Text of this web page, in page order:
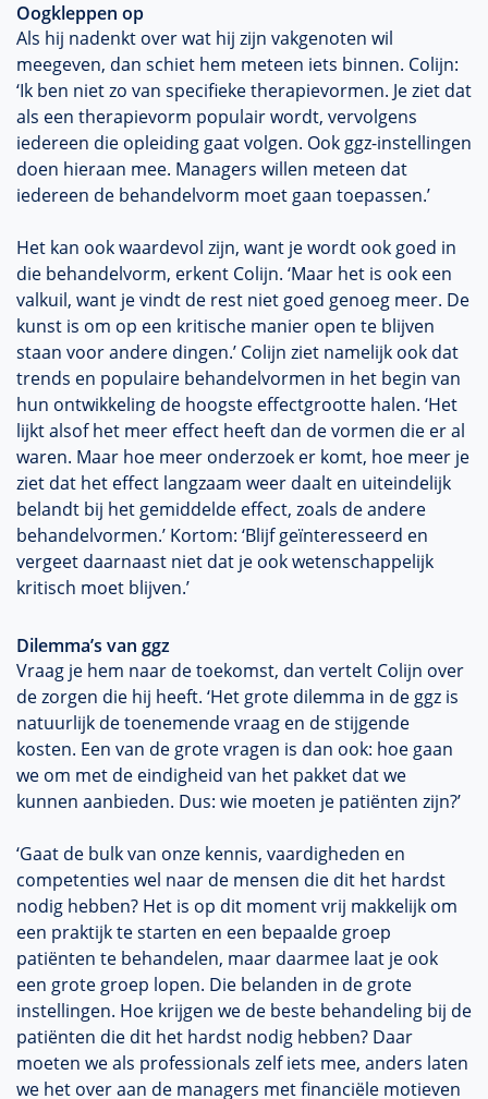
Oogkleppen op
Als hij nadenkt over wat hij zijn vakgenoten wil
meegeven, dan schiet hem meteen iets binnen. Colijn:
‘Ik ben niet zo van specifieke therapievormen. Je ziet dat
als een therapievorm populair wordt, vervolgens
iedereen die opleiding gaat volgen. Ook ggz-instellingen
doen hieraan mee. Managers willen meteen dat
iedereen de behandelvorm moet gaan toepassen.’
Het kan ook waardevol zijn, want je wordt ook goed in
die behandelvorm, erkent Colijn. ‘Maar het is ook een
valkuil, want je vindt de rest niet goed genoeg meer. De
kunst is om op een kritische manier open te blijven
staan voor andere dingen.’ Colijn ziet namelijk ook dat
trends en populaire behandelvormen in het begin van
hun ontwikkeling de hoogste effectgrootte halen. ‘Het
lijkt alsof het meer effect heeft dan de vormen die er al
waren. Maar hoe meer onderzoek er komt, hoe meer je
ziet dat het effect langzaam weer daalt en uiteindelijk
belandt bij het gemiddelde effect, zoals de andere
behandelvormen.’ Kortom: ‘Blijf geïnteresseerd en
vergeet daarnaast niet dat je ook wetenschappelijk
kritisch moet blijven.’
Dilemma’s van ggz
Vraag je hem naar de toekomst, dan vertelt Colijn over
de zorgen die hij heeft. ‘Het grote dilemma in de ggz is
natuurlijk de toenemende vraag en de stijgende
kosten. Een van de grote vragen is dan ook: hoe gaan
we om met de eindigheid van het pakket dat we
kunnen aanbieden. Dus: wie moeten je patiënten zijn?’
‘Gaat de bulk van onze kennis, vaardigheden en
competenties wel naar de mensen die dit het hardst
nodig hebben? Het is op dit moment vrij makkelijk om
een praktijk te starten en een bepaalde groep
patiënten te behandelen, maar daarmee laat je ook
een grote groep lopen. Die belanden in de grote
instellingen. Hoe krijgen we de beste behandeling bij de
patiënten die dit het hardst nodig hebben? Daar
moeten we als professionals zelf iets mee, anders laten
we het over aan de managers met financiële motieven